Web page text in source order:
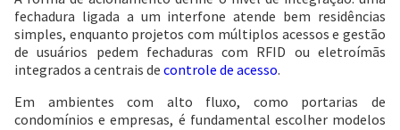
fechadura ligada a um interfone atende bem residências
simples, enquanto projetos com múltiplos acessos e gestão
de usuários pedem fechaduras com RFID ou eletroímãs
integrados a centrais de controle de acesso.
Em ambientes com alto fluxo, como portarias de
condomínios e empresas, é fundamental escolher modelos